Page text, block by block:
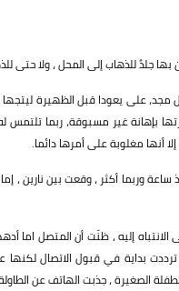
جلدٌ للذهاب إلى المحل ، ولا حتى
على يعودا قبل الظهيرة
بإهانة غير مسبوقة، ربما تلتمس
أنها مغلوبة على أمرها دائما.
وربما أكثر ، وقعت بين نارين ،
إليه ، ظنّت أن المتصل اما
بداية في قبول الاتصال لكنها
الصغيرة ، جذبت الهاتف عن